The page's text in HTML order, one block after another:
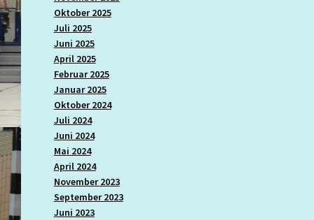
Oktober 2025
Juli 2025
Juni 2025
April 2025
Februar 2025
Januar 2025
Oktober 2024
Juli 2024
Juni 2024
Mai 2024
April 2024
November 2023
September 2023
Juni 2023